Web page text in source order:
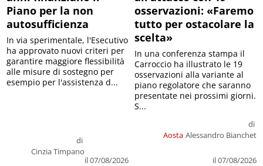
Piano per la non
autosufficienza
di
Cinzia Timpano
il 07/08/2026
In via sperimentale, l'Esecutivo
ha approvato nuovi criteri per
garantire maggiore flessibilità
alle misure di sostegno per
esempio per l'assistenza d...
osservazioni: «Faremo
tutto per ostacolare la
scelta»
Aosta
di
Alessandro Bianchet
il 07/08/2026
In una conferenza stampa il
Carroccio ha illustrato le 19
osservazioni alla variante al
piano regolatore che saranno
presentate nei prossimi giorni.
S...